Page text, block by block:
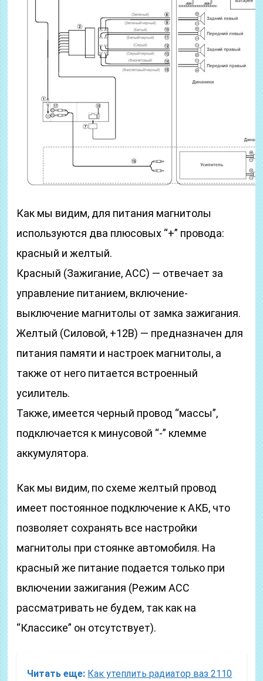
Как мы видим, для питания магнитолы
используются два плюсовых “+” провода:
красный и желтый.
Красный (Зажигание, АСС) — отвечает за
управление питанием, включение-
выключение магнитолы от замка зажигания.
Желтый (Силовой, +12В) — предназначен для
питания памяти и настроек магнитолы, а
также от него питается встроенный
усилитель.
Также, имеется черный провод “массы”,
подключается к минусовой “-” клемме
аккумулятора.
Как мы видим, по схеме желтый провод
имеет постоянное подключение к АКБ, что
позволяет сохранять все настройки
магнитолы при стоянке автомобиля. На
красный же питание подается только при
включении зажигания (Режим ACC
рассматривать не будем, так как на
“Классике” он отсутствует).
Читать еще: Как утеплить радиатор ваз 2110